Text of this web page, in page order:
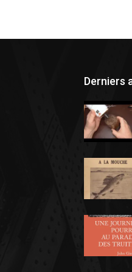
Derniers